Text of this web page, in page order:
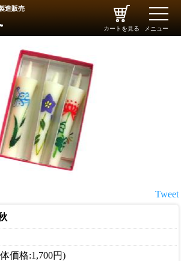
造販売
カートを見る
toggle
メニュー
Tweet
価格:1,700円)